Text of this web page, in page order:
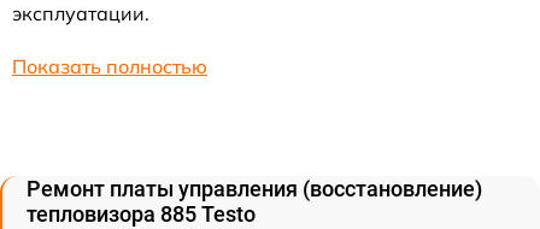
эксплуатации.
Показать полностью
Ремонт платы управления (восстановление)
тепловизора 885 Testo